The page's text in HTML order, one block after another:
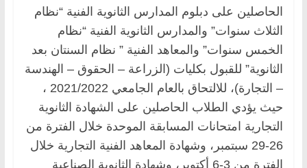
الحاصلين على دبلوم المدارس الثانوية الفنية “نظام
الثلاث سنوات” والمدارس الثانوية الفنية “نظام
الخمس سنوات” والمعاهد الفنية ” نظام السنتان بعد
الثانوية” للقبول بكليات (الزراعة – الحقوق – الهندسة
– التجارة)، للالتحاق بالعام الجامعي 2021/2022 ،
حيث يؤدي الطلاب الحاصلين على الشهادة الثانوية
التجارية امتحانات المسابقة الموحدة خلال الفترة من
26-29 سبتمبر، وشهادة المعاهد الفنية التجارية خلال
الفترة من 3-6 أكتوبر، وشهادة الثانوية الصناعية